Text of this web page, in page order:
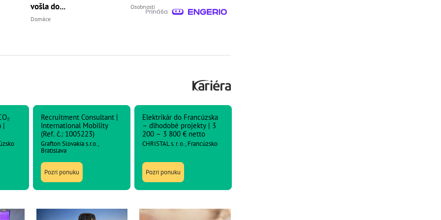
vošla do...
Domáce
Osobnosti
|
Recruitment Consultant |
International Mobility
(Ref. č.: 1005223)
Grafton Slovakia s.r.o.,
Bratislava
Pozri ponuku
Elektrikár do Francúzska
– dlhodobé projekty | 3
200 – 3 800 € netto
CHRISTAL s. r. o., Francúzsko
Pozri ponuku